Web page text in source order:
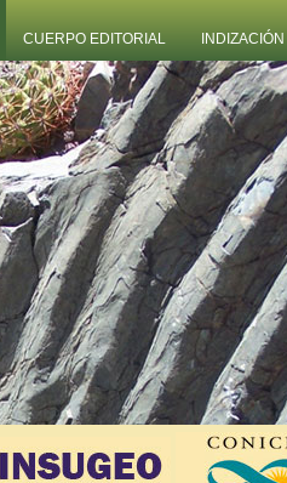
CUERPO EDITORIAL INDIZACIÓN